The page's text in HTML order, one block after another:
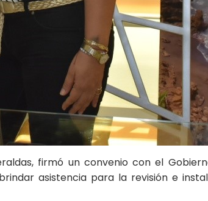
firmó un convenio con el
asistencia para la revisión e